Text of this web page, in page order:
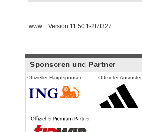
www | Version 11.50.1-2f7f327
Sponsoren und Partner
Offizieller Hauptsponsor Offizieller Ausrüster